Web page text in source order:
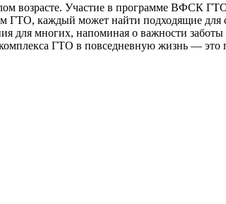
возрасте. Участие в программе ВФСК
ГТО, каждый может найти подходящие для
для многих, напоминая о важности заботы
ГТО в повседневную жизнь — это